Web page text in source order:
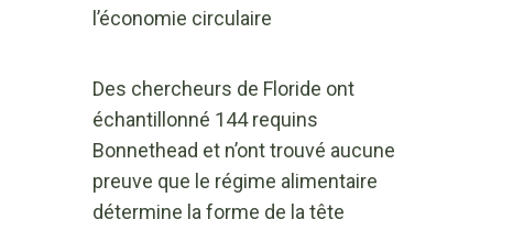
l’économie circulaire
Des chercheurs de Floride ont
échantillonné 144 requins
Bonnethead et n’ont trouvé aucune
preuve que le régime alimentaire
détermine la forme de la tête